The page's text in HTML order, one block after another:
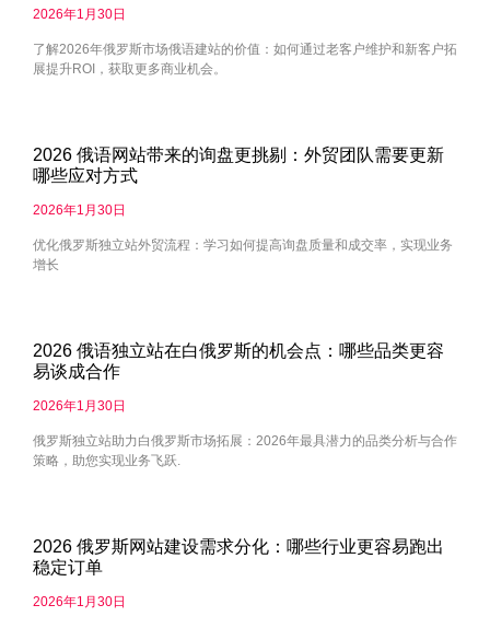
2026年1月30日
了解2026年俄罗斯市场俄语建站的价值：如何通过老客户维护和新客户拓
展提升ROI，获取更多商业机会。
2026 俄语网站带来的询盘更挑剔：外贸团队需要更新
哪些应对方式
2026年1月30日
优化俄罗斯独立站外贸流程：学习如何提高询盘质量和成交率，实现业务
增长
2026 俄语独立站在白俄罗斯的机会点：哪些品类更容
易谈成合作
2026年1月30日
俄罗斯独立站助力白俄罗斯市场拓展：2026年最具潜力的品类分析与合作
策略，助您实现业务飞跃.
2026 俄罗斯网站建设需求分化：哪些行业更容易跑出
稳定订单
2026年1月30日